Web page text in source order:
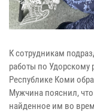
К сотрудникам
работы по Удорскому
Республике Коми
Мужчина пояснил,
найденное им во